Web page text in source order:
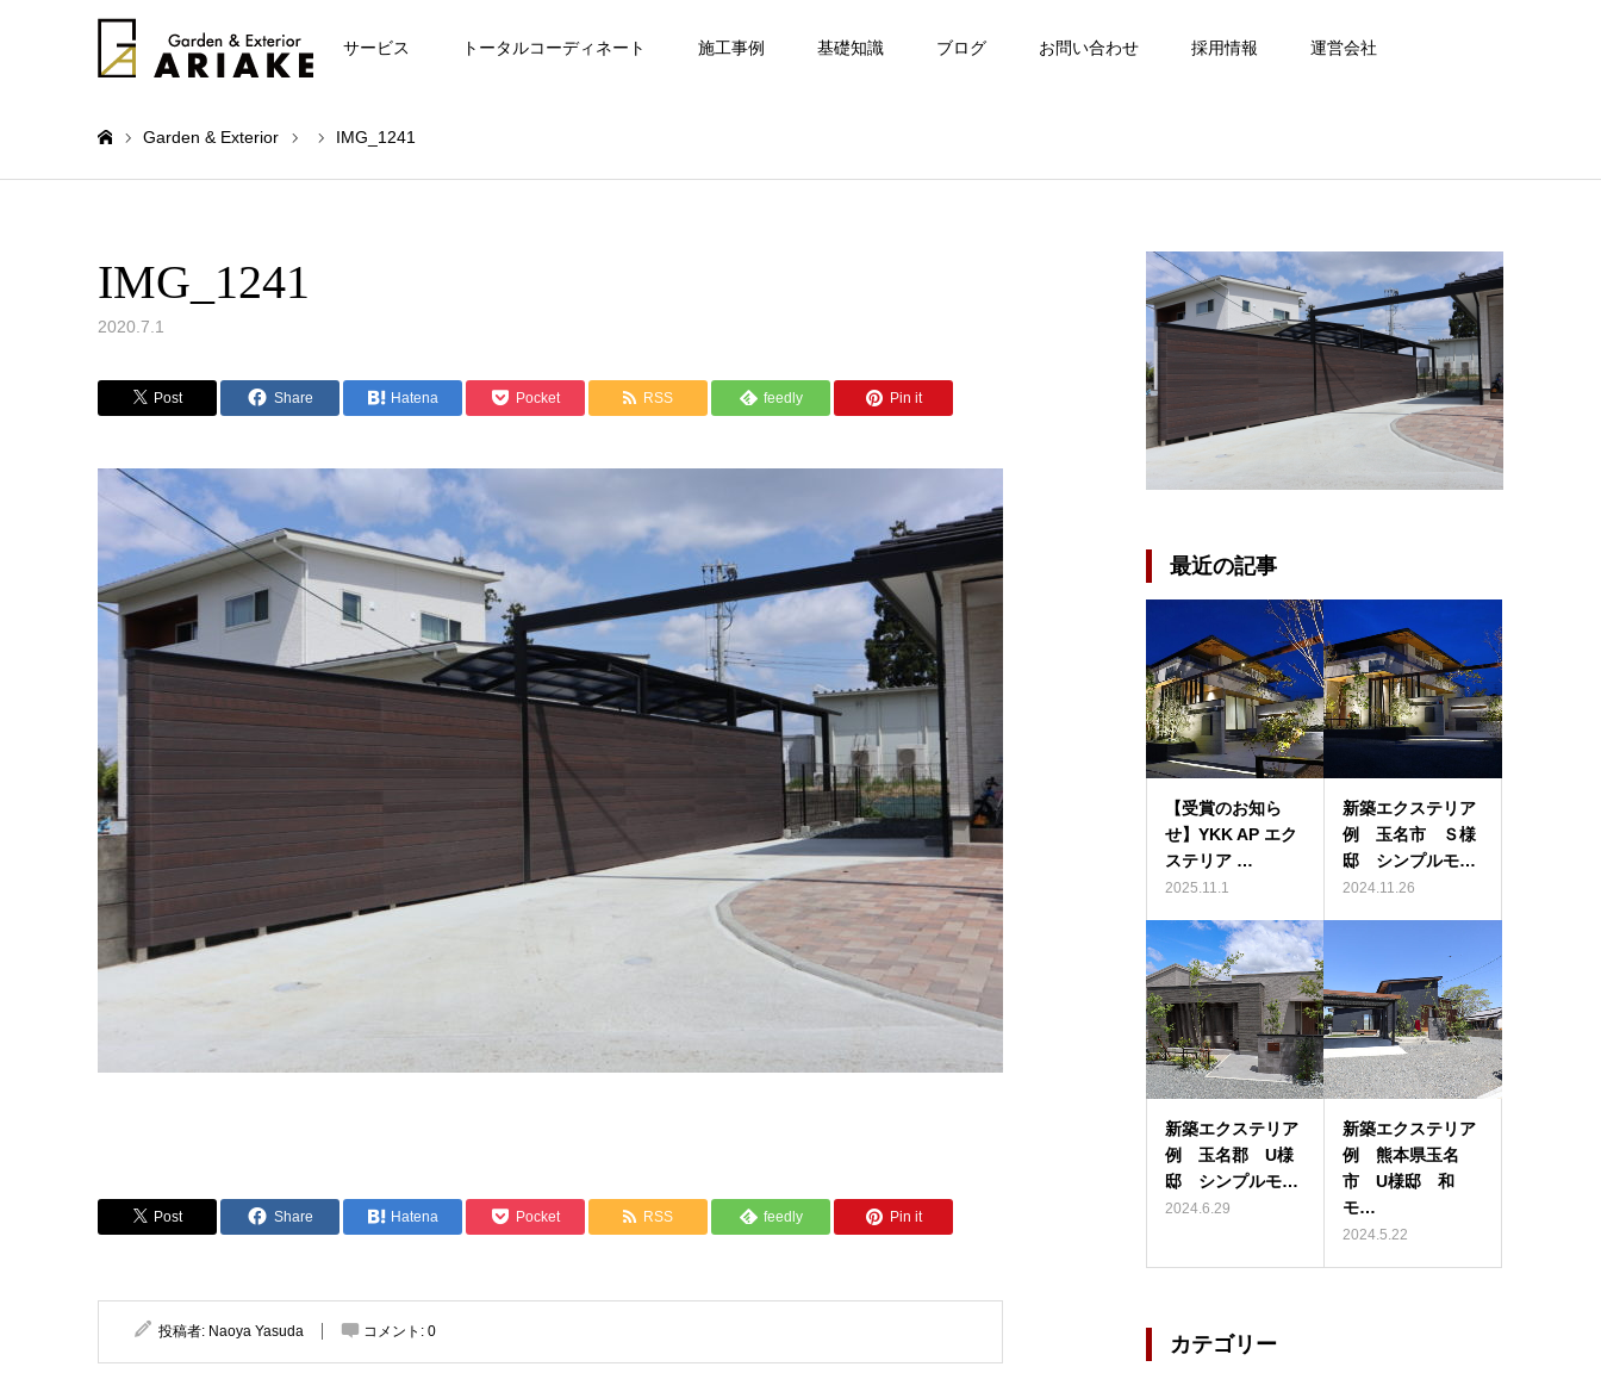
お知らせ サービス トータルコーディネート 施工事例 基礎知識 ブログ お問い合わせ 採用情報 運営会社
Garden & Exterior IMG_1241
IMG_1241
2020.7.1
Post Share Hatena Pocket RSS feedly Pin it
Post Share Hatena Pocket RSS feedly Pin it
投稿者: Naoya Yasuda コメント: 0
最近の記事
【受賞のお知ら
せ】YKK AP エク
ステリア …
2025.11.1
新築エクステリア
例 玉名市 Ｓ様
邸 シンプルモ…
2024.11.26
新築エクステリア
例 玉名郡 U様
邸 シンプルモ…
2024.6.29
新築エクステリア
例 熊本県玉名
市 U様邸 和
モ…
2024.5.22
カテゴリー